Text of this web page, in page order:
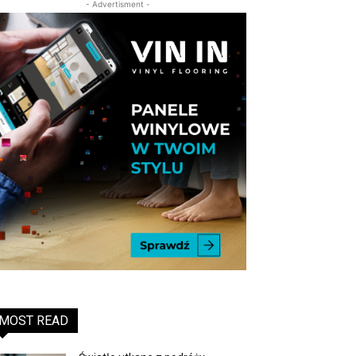
- Advertisment -
READ